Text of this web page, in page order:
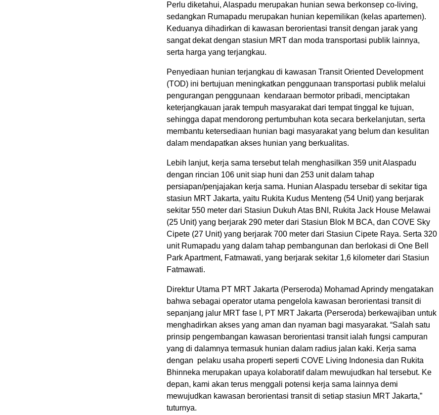
Perlu diketahui, Alaspadu merupakan hunian sewa berkonsep co-living,
sedangkan Rumapadu merupakan hunian kepemilikan (kelas apartemen).
Keduanya dihadirkan di kawasan berorientasi transit dengan jarak yang
sangat dekat dengan stasiun MRT dan moda transportasi publik lainnya,
serta harga yang terjangkau.
Penyediaan hunian terjangkau di kawasan Transit Oriented Development
(TOD) ini bertujuan meningkatkan penggunaan transportasi publik melalui
pengurangan penggunaan kendaraan bermotor pribadi, menciptakan
keterjangkauan jarak tempuh masyarakat dari tempat tinggal ke tujuan,
sehingga dapat mendorong pertumbuhan kota secara berkelanjutan, serta
membantu ketersediaan hunian bagi masyarakat yang belum dan kesulitan
dalam mendapatkan akses hunian yang berkualitas.
Lebih lanjut, kerja sama tersebut telah menghasilkan 359 unit Alaspadu
dengan rincian 106 unit siap huni dan 253 unit dalam tahap
persiapan/penjajakan kerja sama. Hunian Alaspadu tersebar di sekitar tiga
stasiun MRT Jakarta, yaitu Rukita Kudus Menteng (54 Unit) yang berjarak
sekitar 550 meter dari Stasiun Dukuh Atas BNI, Rukita Jack House Melawai
(25 Unit) yang berjarak 290 meter dari Stasiun Blok M BCA, dan COVE Sky
Cipete (27 Unit) yang berjarak 700 meter dari Stasiun Cipete Raya. Serta 320
unit Rumapadu yang dalam tahap pembangunan dan berlokasi di One Bell
Park Apartment, Fatmawati, yang berjarak sekitar 1,6 kilometer dari Stasiun
Fatmawati.
Direktur Utama PT MRT Jakarta (Perseroda) Mohamad Aprindy mengatakan
bahwa sebagai operator utama pengelola kawasan berorientasi transit di
sepanjang jalur MRT fase I, PT MRT Jakarta (Perseroda) berkewajiban untuk
menghadirkan akses yang aman dan nyaman bagi masyarakat. “Salah satu
prinsip pengembangan kawasan berorientasi transit ialah fungsi campuran
yang di dalamnya termasuk hunian dalam radius jalan kaki. Kerja sama
dengan pelaku usaha properti seperti COVE Living Indonesia dan Rukita
Bhinneka merupakan upaya kolaboratif dalam mewujudkan hal tersebut. Ke
depan, kami akan terus menggali potensi kerja sama lainnya demi
mewujudkan kawasan berorientasi transit di setiap stasiun MRT Jakarta,”
tuturnya.